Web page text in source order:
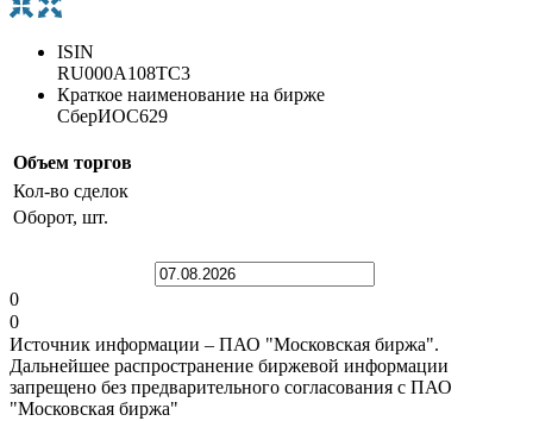
ISIN
RU000A108TC3
Краткое наименование на бирже
СберИОС629
Объем торгов
Кол-во сделок
Оборот, шт.
0
0
Источник информации – ПАО "Московская биржа".
Дальнейшее распространение биржевой информации
запрещено без предварительного согласования с ПАО
"Московская биржа"